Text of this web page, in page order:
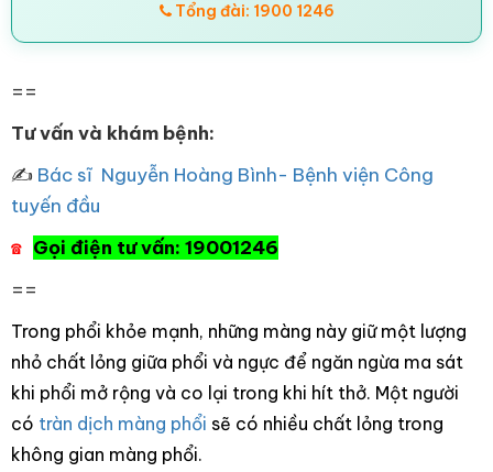
Tổng đài: 1900 1246
==
Tư vấn và khám bệnh:
✍ Bác sĩ Nguyễn Hoàng Bình- Bệnh viện Công
tuyến đầu
☎ Gọi điện tư vấn: 19001246
==
Trong phổi khỏe mạnh, những màng này giữ một lượng
nhỏ chất lỏng giữa phổi và ngực để ngăn ngừa ma sát
khi phổi mở rộng và co lại trong khi hít thở. Một người
có tràn dịch màng phổi sẽ có nhiều chất lỏng trong
không gian màng phổi.